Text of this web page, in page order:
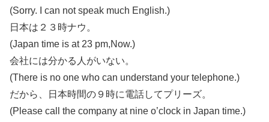
(Sorry. I can not speak much English.)
日本は２３時ナウ。
(Japan time is at 23 pm,Now.)
会社には分かる人がいない。
(There is no one who can understand your telephone.)
だから、日本時間の９時に電話してプリーズ。
(Please call the company at nine o’clock in Japan time.)